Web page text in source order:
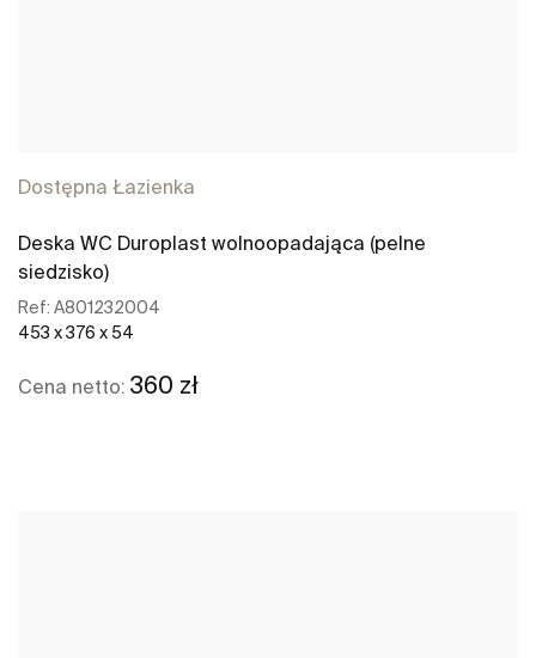
Dostępna Łazienka
Deska WC Duroplast wolnoopadająca (pelne
siedzisko)
Ref: A801232004
453 x 376 x 54
Cena netto: 360 zł